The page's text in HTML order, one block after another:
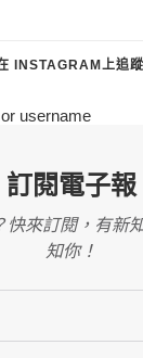
INSTAGRAM上追
username
訂閱電子報
快來訂閱，有新
知你！